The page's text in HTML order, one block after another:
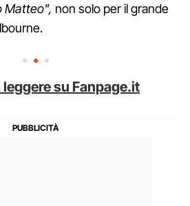
Matteo", non solo per il grande
su Fanpage.it